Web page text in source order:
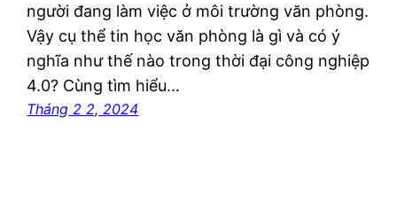
người đang làm việc ở môi trường văn phòng.
Vậy cụ thể tin học văn phòng là gì và có ý
nghĩa như thế nào trong thời đại công nghiệp
4.0? Cùng tìm hiểu…
Tháng 2 2, 2024